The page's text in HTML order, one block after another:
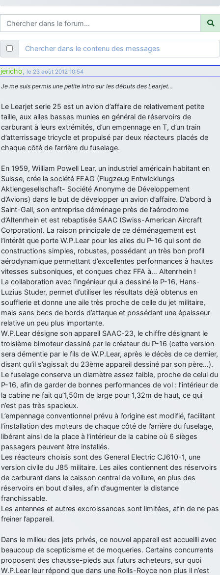
d9pouces: ouakamois > si tu parles du sujet sur l'Armée de l'Air,
bien sûr que oui !
je suis un avion@,._,+: Bonjour je viens d'arriver il y a quelques
moi et quelques avions n'ont pas les mêmes noms qu'aujourd'hui
ouakamois: Bonjourà toutes et à tous.en espérantque ces
quelques images du Pays Basque vous auront plu ; Agur…
fox_50: Bonjour, certains parmis vous étaient-ils présent au
meeting de Lann Bihoué de 2026 ?
cachée dans les pins: Coucou et excellente année 2026 à tous et
au site!
2026 !
little boy
: je vous souhaite un bon réveillon pour cette nouvelle
année!
jericho: Merci D9pouces, à mon tour de souhaiter un Joyeux Noël
et de bonnes fêtes de fin d'année.
d9pouces: Joyeux Noël à tous !
d9pouces: mais tu peux tenter l'un des rares lycées militaires
comme le Prytanée dans la Sarthe, ça ne peut pas faire de mal !
d9pouces: C'est plutôt après le lycée, voire après une prépa
scientifique, tu as donc encore un peu de temps devant toi
yaellerigolow : bonjour a tous je suis un élève de première
passionnée par l'aviation militaire , pourrais je savoir que faire après
le lycée pour s'orienter et pouvoir devenir officier de l'armée de l'air?
d9pouces: lesquels, par exemple ?
mahmoud: bonsoir, très instructif ce site .mais nous aimerions avoir
les photo des anciens appareils de l'armée de l'air de la haute -volta
d9pouces: Ça me casse quand même bien les pieds, j’avoue
jericho: Pour moi tout est à nouveau OK dirait-on… Merci à toi.
d9pouces : En espérant n’avoir coupé les accessoires de personne
au passage !
d9pouces: j'ai trouvé un palliatif un peu violent, mais ça devrait aller
un peu mieux
d9pouces : cette fois, c'est le Brésil et Singapour qui mettent le site
par terre
jericho: Ah ben je peux te confirmer que j'étais resté dans le filtre…
d9pouces: Désolé ! Mon filtrage a été un peu trop violent
manifestement
Chercher dans le contenu des messages
jericho, le 23 août 2012 10:54
Je me suis permis une petite intro sur les débuts des Learjet…
Le Learjet serie 25 est un avion d’affaire de relativement petite
taille, aux ailes basses munies en général de réservoirs de
carburant à leurs extrémités, d’un empennage en T, d’un train
d’atterrissage tricycle et propulsé par deux réacteurs placés de
chaque côté de l’arrière du fuselage.
En 1959, William Powell Lear, un industriel américain habitant en
Suisse, crée la société FEAG (Flugzeug Entwicklungs
Aktiengesellschaft- Société Anonyme de Développement
d’Avions) dans le but de développer un avion d’affaire. D’abord à
Saint-Gall, son entreprise déménage près de l’aérodrome
d’Altenrhein et est rebaptisée SAAC (Swiss-American Aircraft
Corporation). La raison principale de ce déménagement est
l’intérêt que porte W.P.Lear pour les ailes du P-16 qui sont de
constructions simples, robustes, possédant un très bon profil
aérodynamique permettant d’excellentes performances à hautes
vitesses subsoniques, et conçues chez FFA à… Altenrhein !
La collaboration avec l’ingénieur qui a dessiné le P-16, Hans-
Luzius Studer, permet d’utiliser les résultats déjà obtenus en
soufflerie et donne une aile très proche de celle du jet militaire,
mais sans becs de bords d’attaque et possédant une épaisseur
relative un peu plus importante.
W.P.Lear désigne son appareil SAAC-23, le chiffre désignant le
troisième bimoteur dessiné par le créateur du P-16 (cette version
sera démentie par le fils de W.P.Lear, après le décès de ce dernier,
disant qu’il s’agissait du 23ème appareil dessiné par son père…).
Le fuselage conserve un diamètre assez faible, proche de celui du
P-16, afin de garder de bonnes performances de vol : l’intérieur de
la cabine ne fait qu’1,50m de large pour 1,32m de haut, ce qui
n’est pas très spacieux.
L’empennage conventionnel prévu à l’origine est modifié, facilitant
l’installation des moteurs de chaque côté de l’arrière du fuselage,
libérant ainsi de la place à l’intérieur de la cabine où 6 sièges
passagers peuvent être installés.
Les réacteurs choisis sont des General Electric CJ610-1, une
version civile du J85 militaire. Les ailes contiennent des réservoirs
de carburant dans le caisson central de voilure, en plus des
réservoirs en bout d’ailes, afin d’augmenter la distance
franchissable.
Les antennes et autres excroissances sont limitées, afin de ne pas
freiner l’appareil.
Dans le milieu des jets privés, ce nouvel appareil est accueilli avec
beaucoup de scepticisme et de moqueries. Certains concurrents
proposent des chausse-pieds aux futurs acheteurs, sur quoi
W.P.Lear leur répond que dans une Rolls-Royce non plus il n’est